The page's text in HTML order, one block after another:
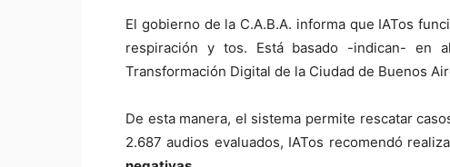
El gobierno de la C.A.B.A. informa que IATos
respiración y tos. Está basado -indican- en
Transformación Digital de la Ciudad de Buenos
De esta manera, el sistema permite rescatar
2.687 audios evaluados, IATos recomendó